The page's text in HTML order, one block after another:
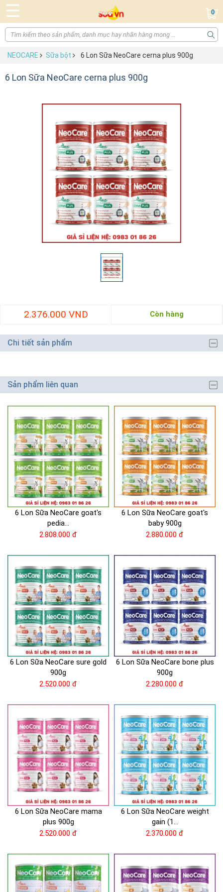
☰ 0
NEOCARE Sữa bột 6 Lon Sữa NeoCare cerna plus 900g
6 Lon Sữa NeoCare cerna plus 900g
2.376.000 VND Còn hàng
Chi tiết sản phẩm
Sản phẩm liên quan
6 Lon Sữa NeoCare goat's
pedia...
2.808.000 đ
6 Lon Sữa NeoCare goat's
baby 900g
2.880.000 đ
6 Lon Sữa NeoCare sure gold
900g
2.520.000 đ
6 Lon Sữa NeoCare bone plus
900g
2.280.000 đ
6 Lon Sữa NeoCare mama
plus 900g
2.520.000 đ
6 Lon Sữa NeoCare weight
gain (1...
2.370.000 đ